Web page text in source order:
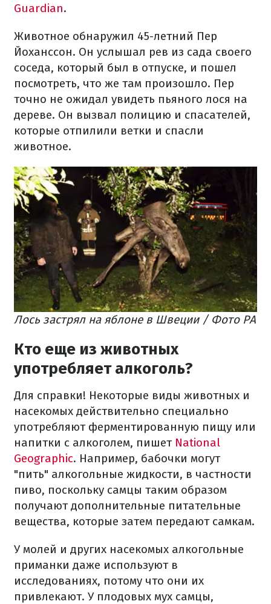
Guardian.
Животное обнаружил 45-летний Пер
Йоханссон. Он услышал рев из сада своего
соседа, который был в отпуске, и пошел
посмотреть, что же там произошло. Пер
точно не ожидал увидеть пьяного лося на
дереве. Он вызвал полицию и спасателей,
которые отпилили ветки и спасли
животное.
Лось застрял на яблоне в Швеции / Фото PA
Кто еще из животных
употребляет алкоголь?
Для справки! Некоторые виды животных и
насекомых действительно специально
употребляют ферментированную пищу или
напитки с алкоголем, пишет National
Geographic. Например, бабочки могут
"пить" алкогольные жидкости, в частности
пиво, поскольку самцы таким образом
получают дополнительные питательные
вещества, которые затем передают самкам.
У молей и других насекомых алкогольные
приманки даже используют в
исследованиях, потому что они их
привлекают. У плодовых мух самцы,